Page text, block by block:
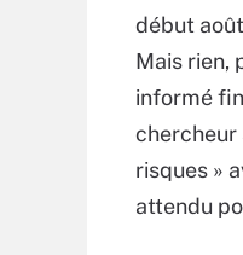
début
Mais rien,
informé
chercheur
risques »
attendu